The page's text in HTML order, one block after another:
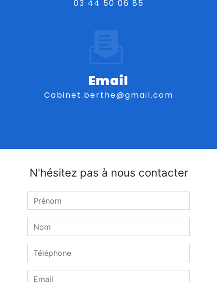
03 44 50 06 85
Email
cabinet.berthe@gmail.com
N'hésitez pas à nous contacter